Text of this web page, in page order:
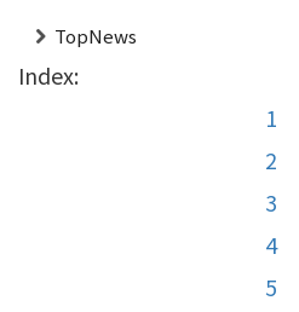
TopNews
Index:
1
2
3
4
5